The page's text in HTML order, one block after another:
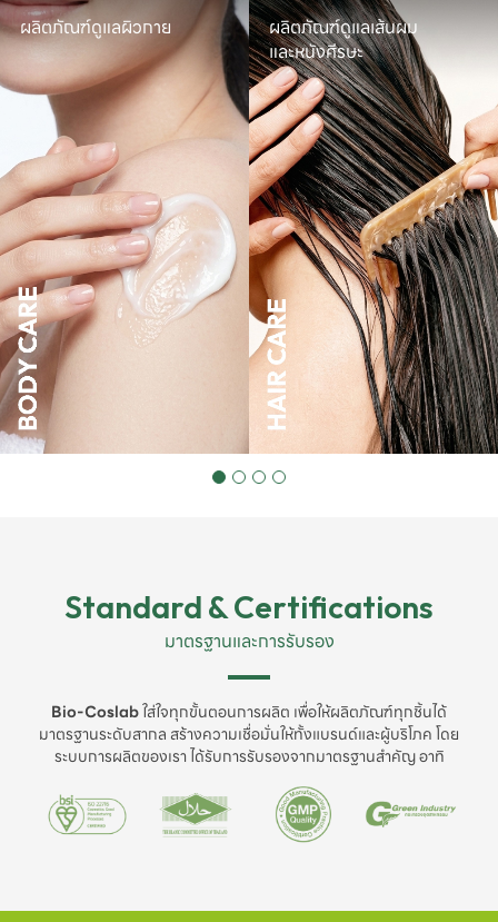
ผลิตภัณฑ์ดูแลผิวกาย
ผลิตภัณฑ์ดูแลเส้นผม
และหนังศีรษะ
Standard & Certifications
มาตรฐานและการรับรอง
Bio-Coslabใส่ใจทุกขั้นตอนการผลิต เพื่อให้ผลิตภัณฑ์ทุกชิ้นได้
มาตรฐานระดับสากล สร้างความเชื่อมั่นให้ทั้งแบรนด์และผู้บริโภค โดย
ระบบการผลิตของเรา ได้รับการรับรองจากมาตรฐานสำคัญ อาทิ